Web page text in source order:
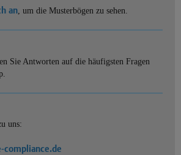
an, um die Musterbögen zu sehen.
Sie Antworten auf die häufigsten Fragen
uns:
compliance.de